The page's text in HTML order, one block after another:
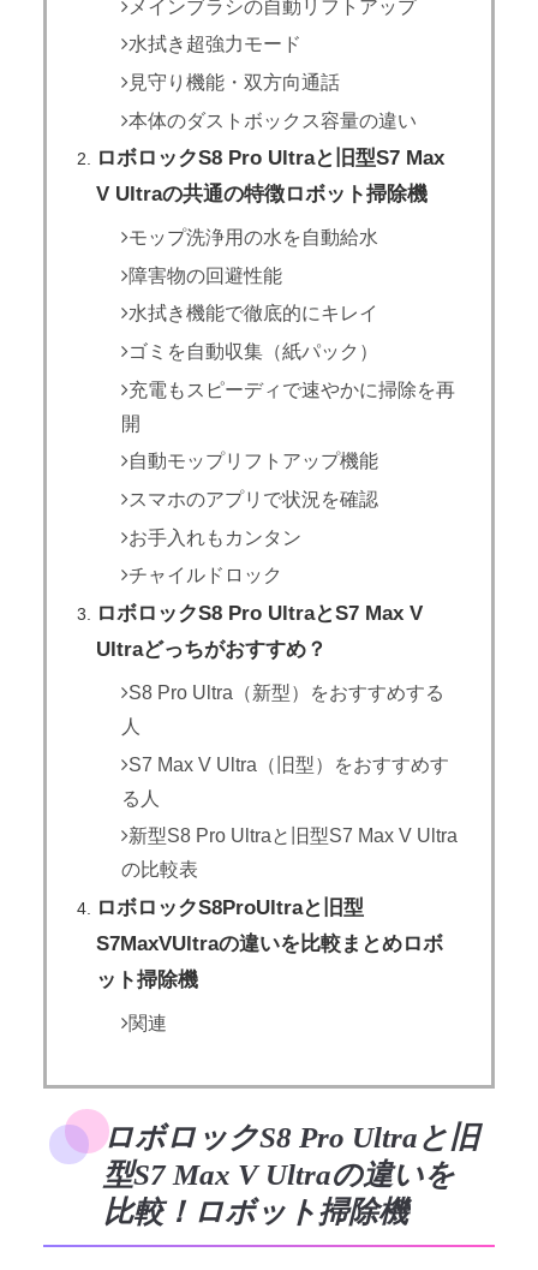
メインブラシの自動リフトアップ
水拭き超強力モード
見守り機能・双方向通話
本体のダストボックス容量の違い
ロボロックS8 Pro Ultraと旧型S7 Max
V Ultraの共通の特徴ロボット掃除機
モップ洗浄用の水を自動給水
障害物の回避性能
水拭き機能で徹底的にキレイ
ゴミを自動収集（紙パック）
充電もスピーディで速やかに掃除を再
開
自動モップリフトアップ機能
スマホのアプリで状況を確認
お手入れもカンタン
チャイルドロック
ロボロックS8 Pro UltraとS7 Max V
Ultraどっちがおすすめ？
S8 Pro Ultra（新型）をおすすめする
人
S7 Max V Ultra（旧型）をおすすめす
る人
新型S8 Pro Ultraと旧型S7 Max V Ultra
の比較表
ロボロックS8ProUltraと旧型
S7MaxVUltraの違いを比較まとめロボ
ット掃除機
関連
ロボロックS8 Pro Ultraと旧
型S7 Max V Ultraの違いを
比較！ロボット掃除機